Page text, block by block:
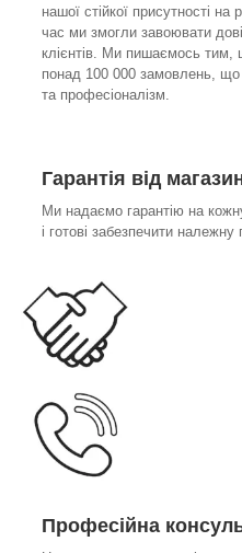
нашої стійкої присутності
час ми змогли завоювати
клієнтів. Ми пишаємось
понад 100 000 замовлень, що
та професіоналізм.
Гарантія від
Ми надаємо гарантію на
і готові забезпечити належну
Професійна